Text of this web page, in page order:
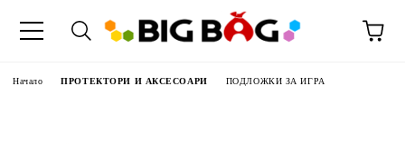
Начало ПРОТЕКТОРИ И АКСЕСОАРИ ПОДЛОЖКИ ЗА ИГРА